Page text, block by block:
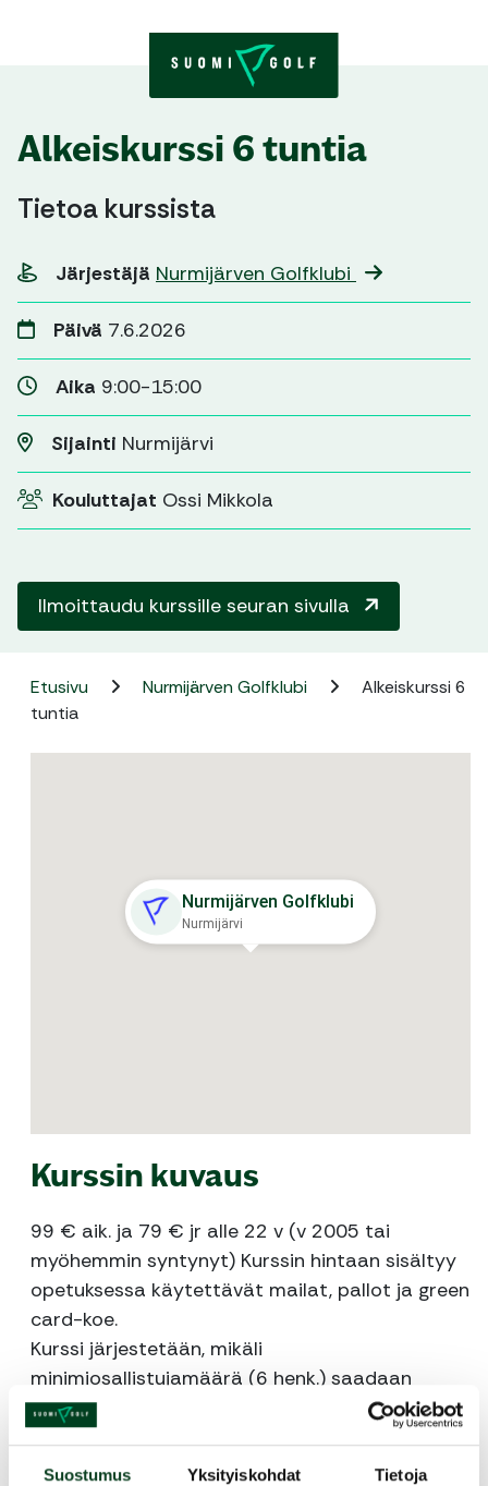
Suostumus Yksityiskohdat Tietoja
Alkeiskurssi 6 tuntia
Tietoa kurssista
Järjestäjä Nurmijärven Golfklubi
Päivä 7.6.2026
Aika 9:00-15:00
Sijainti Nurmijärvi
Kouluttajat Ossi Mikkola
Ilmoittaudu kurssille seuran sivulla
Etusivu Nurmijärven Golfklubi
Alkeiskurssi 6
tuntia
Nurmijärven Golfklubi
Nurmijärvi
Kurssin kuvaus
99 € aik. ja 79 € jr alle 22 v (v 2005 tai
myöhemmin syntynyt) Kurssin hintaan sisältyy
opetuksessa käytettävät mailat, pallot ja green
card-koe.
Kurssi järjestetään, mikäli
minimiosallistujamäärä (6 henk.) saadaan
täyttymään.
Kurssilla opit lyöntitekniikat putista svingiin,
saat tiiviin tietopaketin säännöistä, etiketistä ja